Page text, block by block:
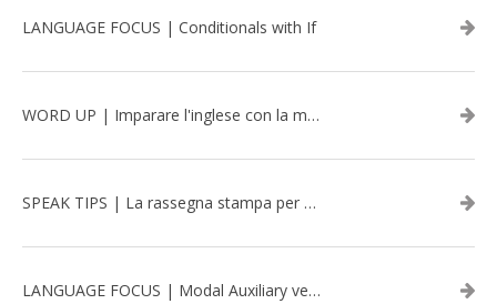
LANGUAGE FOCUS | Conditionals with If
WORD UP | Imparare l'inglese con la musica: David Bowie
SPEAK TIPS | La rassegna stampa per migliorare l’inglese - aprile 2026
LANGUAGE FOCUS | Modal Auxiliary verbs in the past